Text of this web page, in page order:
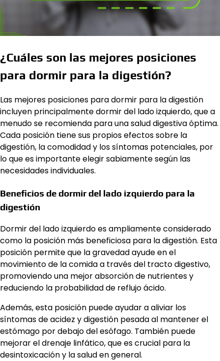
¿Cuáles son las mejores posiciones
para dormir para la digestión?
Las mejores posiciones para dormir para la digestión
incluyen principalmente dormir del lado izquierdo, que a
menudo se recomienda para una salud digestiva óptima.
Cada posición tiene sus propios efectos sobre la
digestión, la comodidad y los síntomas potenciales, por
lo que es importante elegir sabiamente según las
necesidades individuales.
Beneficios de dormir del lado izquierdo para la
digestión
Dormir del lado izquierdo es ampliamente considerado
como la posición más beneficiosa para la digestión. Esta
posición permite que la gravedad ayude en el
movimiento de la comida a través del tracto digestivo,
promoviendo una mejor absorción de nutrientes y
reduciendo la probabilidad de reflujo ácido.
Además, esta posición puede ayudar a aliviar los
síntomas de acidez y digestión pesada al mantener el
estómago por debajo del esófago. También puede
mejorar el drenaje linfático, que es crucial para la
desintoxicación y la salud en general.